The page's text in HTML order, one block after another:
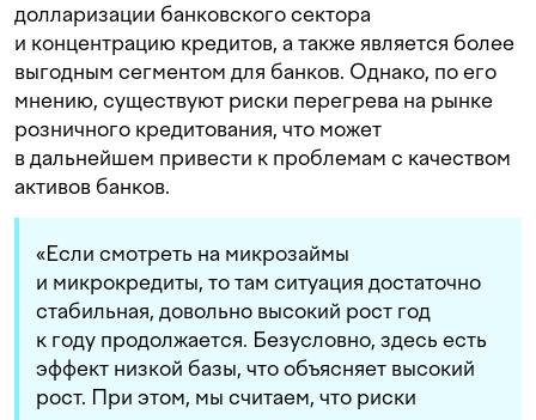
долларизации банковского сектора
и концентрацию кредитов, а также является более
выгодным сегментом для банков. Однако, по его
мнению, существуют риски перегрева на рынке
розничного кредитования, что может
в дальнейшем привести к проблемам с качеством
активов банков.
«Если смотреть на микрозаймы
и микрокредиты, то там ситуация достаточно
стабильная, довольно высокий рост год
к году продолжается. Безусловно, здесь есть
эффект низкой базы, что объясняет высокий
рост. При этом, мы считаем, что риски